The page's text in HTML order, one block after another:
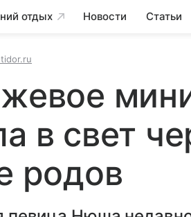
отдых Новости Статьи
в свет
родов